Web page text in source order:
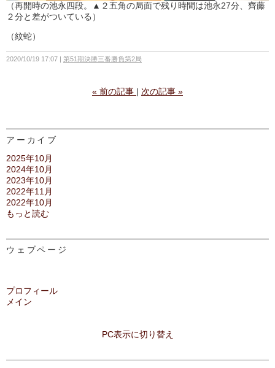
（再開時の池永四段。▲２五角の局面で残り時間は池永27分、齊藤
２分と差がついている）
（紋蛇）
2020/10/19 17:07 第51期決勝三番勝負第2局
« 前の記事 次の記事 »
アーカイブ
2025年10月
2024年10月
2023年10月
2022年11月
2022年10月
もっと読む
ウェブページ
プロフィール
メイン
PC表示に切り替え